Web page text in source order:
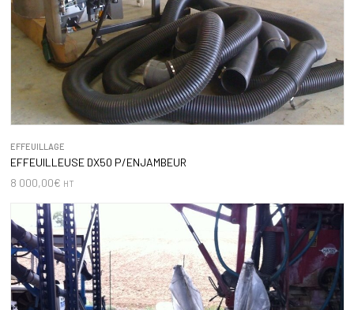
EFFEUILLAGE
EFFEUILLEUSE DX50 P/ENJAMBEUR
8 000,00€ HT